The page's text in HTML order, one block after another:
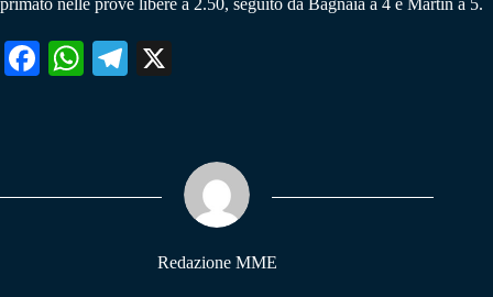
primato nelle prove libere a 2.50, seguito da Bagnaia a 4 e Martin a 5.
Fa W
pp
Te
m
Redazione MME